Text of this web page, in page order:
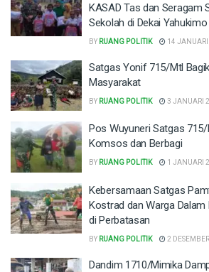
KASAD Tas dan Seragam
Sekolah di Dekai Yahukimo
BY RUANG POLITIK 14
Satgas Yonif 715/Mtl
Masyarakat
BY RUANG POLITIK 3 JANUARI
Pos Wuyuneri Satgas
Komsos dan Berbagi
BY RUANG POLITIK 1 JANUARI
Kebersamaan Satgas
Kostrad dan Warga
di Perbatasan
BY RUANG POLITIK 2
Dandim 1710/Mimika